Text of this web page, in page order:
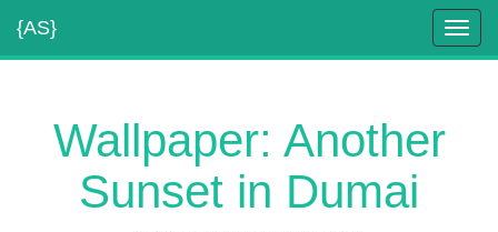
{AS}
Wallpaper: Another
Sunset in Dumai